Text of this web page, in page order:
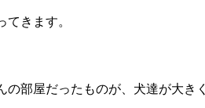
きます。
部屋だったものが、犬達が大きく